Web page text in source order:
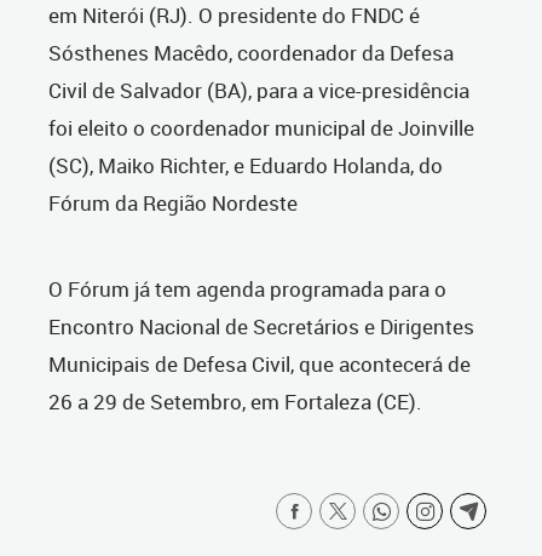
em Niterói (RJ). O presidente do FNDC é
Sósthenes Macêdo, coordenador da Defesa
Civil de Salvador (BA), para a vice-presidência
foi eleito o coordenador municipal de Joinville
(SC), Maiko Richter, e Eduardo Holanda, do
Fórum da Região Nordeste
O Fórum já tem agenda programada para o
Encontro Nacional de Secretários e Dirigentes
Municipais de Defesa Civil, que acontecerá de
26 a 29 de Setembro, em Fortaleza (CE).